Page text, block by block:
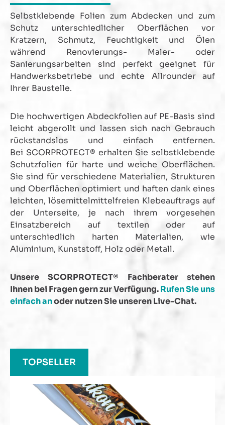
Selbstklebende Folien zum Abdecken und zum
Schutz unterschiedlicher Oberflächen vor
Kratzern, Schmutz, Feuchtigkeit und Ölen
während Renovierungs- Maler- oder
Sanierungsarbeiten sind perfekt geeignet für
Handwerksbetriebe und echte Allrounder auf
Ihrer Baustelle.
Die hochwertigen Abdeckfolien auf PE-Basis sind
leicht abgerollt und lassen sich nach Gebrauch
rückstandslos und einfach entfernen.
Bei SCORPROTECT® erhalten Sie selbstklebende
Schutzfolien für harte und weiche Oberflächen.
Sie sind für verschiedene Materialien, Strukturen
und Oberflächen optimiert und haften dank eines
leichten, lösemittelmittelfreien Klebeauftrags auf
der Unterseite, je nach ihrem vorgesehen
Einsatzbereich auf textilen oder auf
unterschiedlich harten Materialien, wie
Aluminium, Kunststoff, Holz oder Metall.
Unsere SCORPROTECT® Fachberater stehen
Ihnen bei Fragen gern zur Verfügung.Rufen Sie uns
einfach anoder nutzen Sie unseren Live-Chat.
TOPSELLER